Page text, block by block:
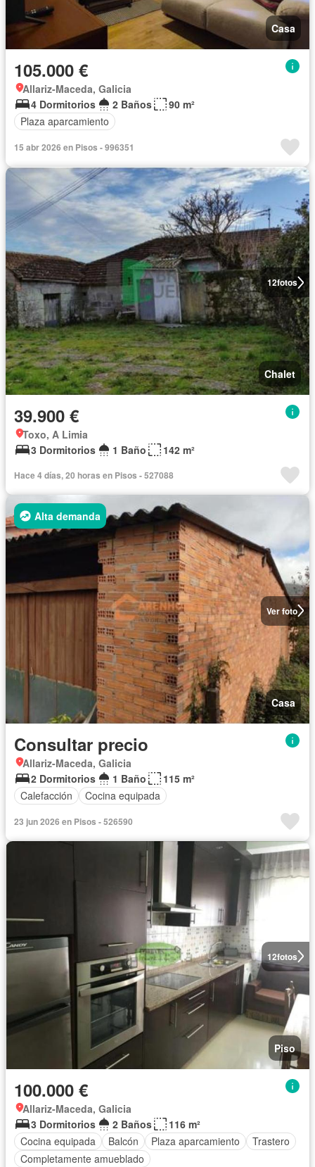
Casa
105.000 €
Allariz-Maceda, Galicia
4 Dormitorios
2 Baños
90 m²
Plaza aparcamiento
15 abr 2026 en Pisos - 996351
12fotos
Chalet
39.900 €
Toxo, A Limia
3 Dormitorios
1 Baño 142 m²
Hace 4 días, 20 horas en Pisos - 527088
Ver foto
Alta demanda
Casa
Consultar precio
Allariz-Maceda, Galicia
2 Dormitorios
1 Baño
115 m²
Calefacción
Cocina equipada
23 jun 2026 en Pisos - 526590
12fotos
Piso
100.000 €
Allariz-Maceda, Galicia
3 Dormitorios
2 Baños
116 m²
Cocina equipada
Balcón Plaza aparcamiento
Trastero
Completamente amueblado